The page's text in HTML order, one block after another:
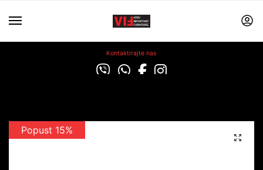
Kontaktirajte nas
Popust 15%